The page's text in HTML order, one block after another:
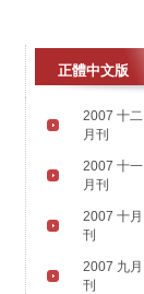
正體中文版
2007 十二
月刊
2007 十一
月刊
2007 十月
刊
2007 九月
刊